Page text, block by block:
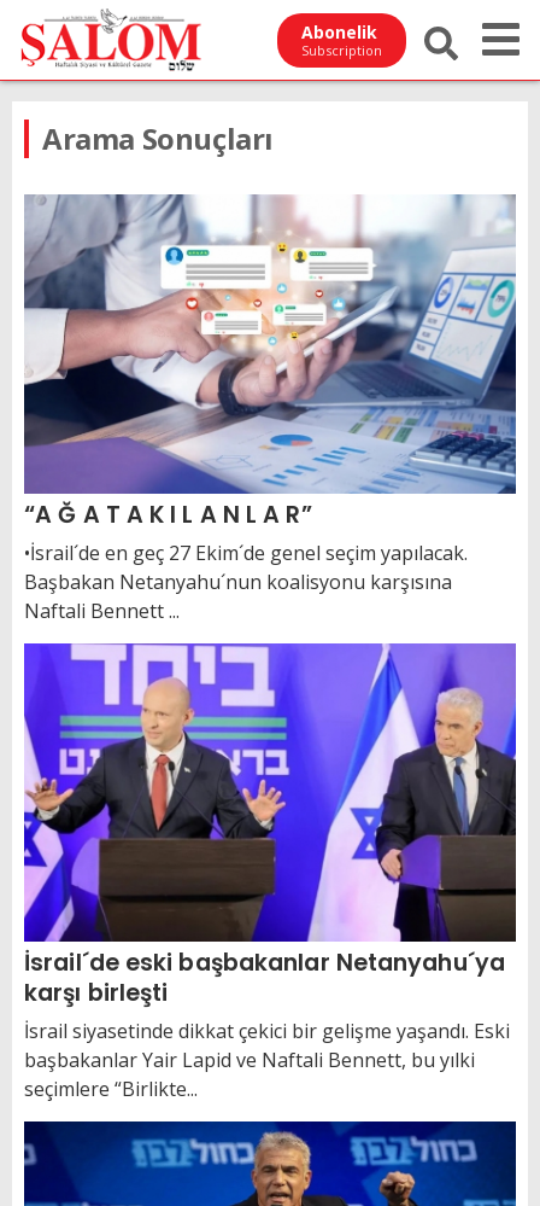
Abonelik
Subscription
Arama Sonuçları
“A Ğ A T A K I L A N L A R”
•İsrail´de en geç 27 Ekim´de genel seçim yapılacak.
Başbakan Netanyahu´nun koalisyonu karşısına
Naftali Bennett ...
İsrail´de eski başbakanlar Netanyahu´ya
karşı birleşti
İsrail siyasetinde dikkat çekici bir gelişme yaşandı. Eski
başbakanlar Yair Lapid ve Naftali Bennett, bu yılki
seçimlere “Birlikte...